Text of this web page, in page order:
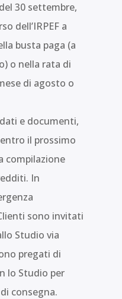
30 settembre,
dell’IRPEF a
busta paga (a
o nella rata di
di agosto o
e documenti,
il prossimo
compilazione
In
sono invitati
Studio via
pregati di
lo Studio per
consegna.